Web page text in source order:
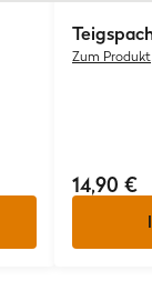
Zum Produkt
14,90 €